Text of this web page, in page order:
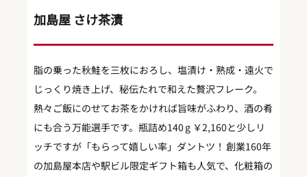
加島屋 さけ茶漬
脂の乗った秋鮭を三枚におろし、塩漬け・熟成・遠火で
じっくり焼き上げ、秘伝たれで和えた贅沢フレーク。
熱々ご飯にのせてお茶をかければ旨味がふわり、酒の肴
にも合う万能選手です。瓶詰め140 g ￥2,160と少しリ
ッチですが「もらって嬉しい率」ダントツ！ 創業160年
の加島屋本店や駅ビル限定ギフト箱も人気で、化粧箱の